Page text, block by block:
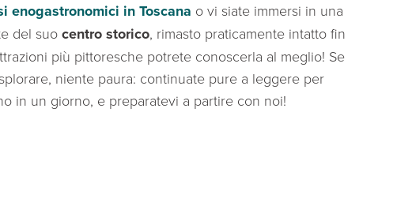
enogastronomici in Toscana o vi siate immersi in una
del suo centro storico, rimasto praticamente intatto fin
più pittoresche potrete conoscerla al meglio! Se
niente paura: continuate pure a leggere per
in un giorno, e preparatevi a partire con noi!